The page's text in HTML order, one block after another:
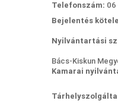
Telefonszám: 06
Bejelentés
Nyilvántartási
Bács-Kiskun
Kamarai